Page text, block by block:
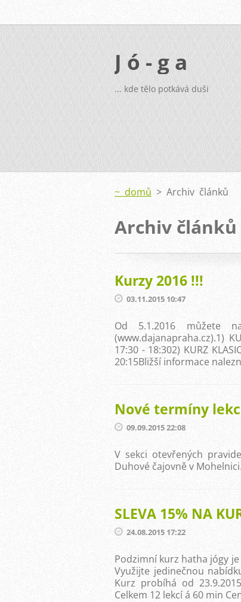
J ó - g a
... kde tělo potkává duši
~ domů > Archiv článků
Archiv článků
Kurzy 2016 !!!
03.11.2015 10:47
Od 5.1.2016 můžete
(www.dajanapraha.cz).1)
17:30 - 18:302) KURZ
20:15Bližší informace
Nové termíny
09.09.2015 22:08
V sekci otevřených
Duhové čajovně v
SLEVA 15% NA
24.08.2015 17:22
Podzimní kurz hatha jógy
Využijte jedinečnou
Kurz probíhá od
Celkem 12 lekcí á 60 min